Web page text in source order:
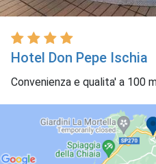
Hotel Don Pepe Ischia
Convenienza e qualita' a 100